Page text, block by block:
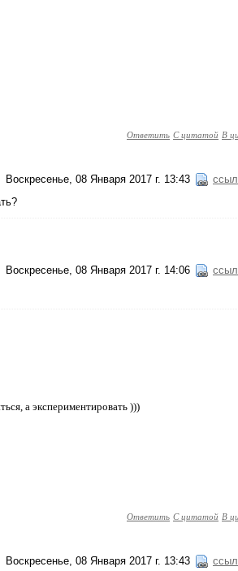
Ответить С цитатой В
Воскресенье, 08 Января 2017 г. 13:43
Воскресенье, 08 Января 2017 г. 14:06
а экспериментировать )))
Ответить С цитатой В
Воскресенье, 08 Января 2017 г. 13:43